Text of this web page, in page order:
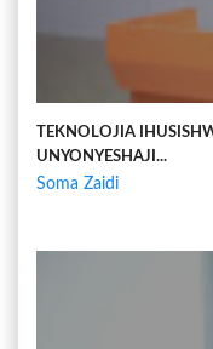
TEKNOLOJIA
UNYONYESHAJI...
Soma Zaidi